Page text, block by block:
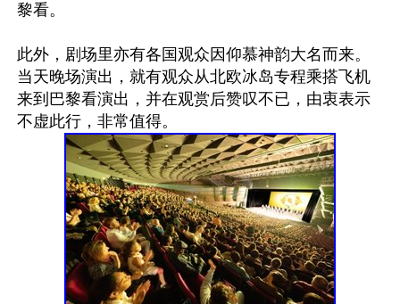
黎看。
此外，剧场里亦有各国观众因仰慕神韵大名而来。
当天晚场演出，就有观众从北欧冰岛专程乘搭飞机
来到巴黎看演出，并在观赏后赞叹不已，由衷表示